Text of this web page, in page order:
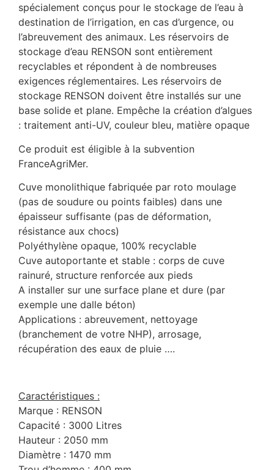
spécialement conçus pour le stockage de l’eau à
destination de l’irrigation, en cas d’urgence, ou
l’abreuvement des animaux. Les réservoirs de
stockage d’eau RENSON sont entièrement
recyclables et répondent à de nombreuses
exigences réglementaires. Les réservoirs de
stockage RENSON doivent être installés sur une
base solide et plane. Empêche la création d’algues
: traitement anti-UV, couleur bleu, matière opaque
Ce produit est éligible à la subvention
FranceAgriMer.
Cuve monolithique fabriquée par roto moulage
(pas de soudure ou points faibles) dans une
épaisseur suffisante (pas de déformation,
résistance aux chocs)
Polyéthylène opaque, 100% recyclable
Cuve autoportante et stable : corps de cuve
rainuré, structure renforcée aux pieds
A installer sur une surface plane et dure (par
exemple une dalle béton)
Applications : abreuvement, nettoyage
(branchement de votre NHP), arrosage,
récupération des eaux de pluie ….
Caractéristiques :
Marque : RENSON
Capacité : 3000 Litres
Hauteur : 2050 mm
Diamètre : 1470 mm